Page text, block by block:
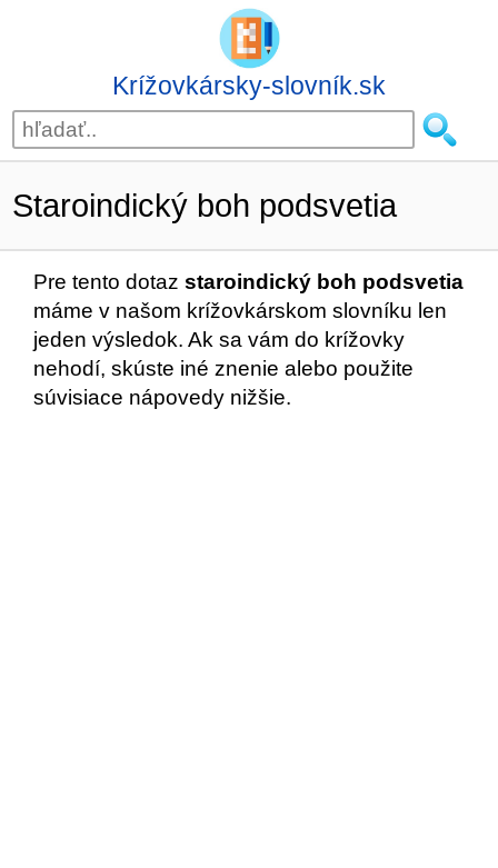
Krížovkársky-slovník.sk
Staroindický boh podsvetia
Pre tento dotaz staroindický boh podsvetia
máme v našom krížovkárskom slovníku len
jeden výsledok. Ak sa vám do krížovky
nehodí, skúste iné znenie alebo použite
súvisiace nápovedy nižšie.